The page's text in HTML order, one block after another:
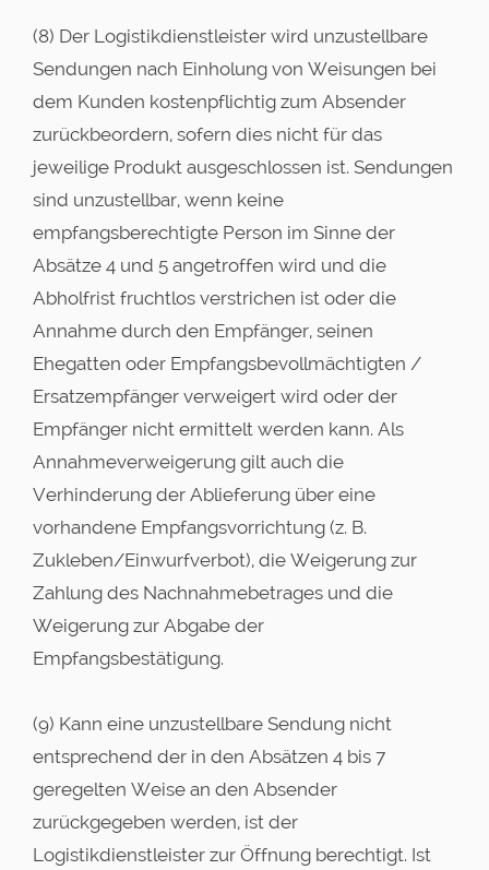
(8) Der Logistikdienstleister wird unzustellbare
Sendungen nach Einholung von Weisungen bei
dem Kunden kostenpflichtig zum Absender
zurückbeordern, sofern dies nicht für das
jeweilige Produkt ausgeschlossen ist. Sendungen
sind unzustellbar, wenn keine
empfangsberechtigte Person im Sinne der
Absätze 4 und 5 angetroffen wird und die
Abholfrist fruchtlos verstrichen ist oder die
Annahme durch den Empfänger, seinen
Ehegatten oder Empfangsbevollmächtigten /
Ersatzempfänger verweigert wird oder der
Empfänger nicht ermittelt werden kann. Als
Annahmeverweigerung gilt auch die
Verhinderung der Ablieferung über eine
vorhandene Empfangsvorrichtung (z. B.
Zukleben/Einwurfverbot), die Weigerung zur
Zahlung des Nachnahmebetrages und die
Weigerung zur Abgabe der
Empfangsbestätigung.
(9) Kann eine unzustellbare Sendung nicht
entsprechend der in den Absätzen 4 bis 7
geregelten Weise an den Absender
zurückgegeben werden, ist der
Logistikdienstleister zur Öffnung berechtigt. Ist